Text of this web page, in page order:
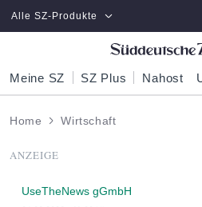
Zum Hauptinhalt springen
Alle SZ-Produkte
Meine SZ SZ Plus Nahost
Home Wirtschaft
ANZEIGE
UseTheNews gGmbH